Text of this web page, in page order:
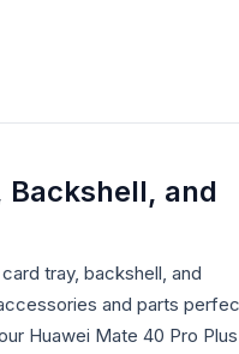
Backshell, and
tray, backshell, and
and parts
Huawei Mate 40 Pro Plus